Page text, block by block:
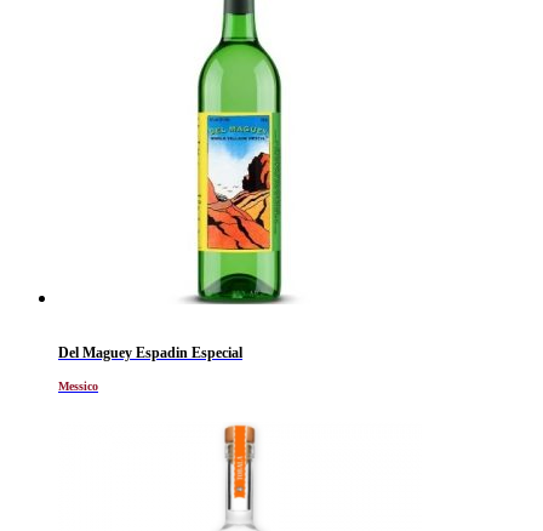
Del Maguey Espadin Especial
Messico